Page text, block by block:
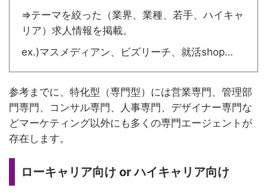
⇒テーマを絞った（業界、業種、若手、ハイキャ
リア）求人情報を掲載。
ex.)マスメディアン、ビズリーチ、就活shop…
参考までに、特化型（専門型）には営業専門、管理部
門専門、コンサル専門、人事専門、デザイナー専門な
どマーケティング以外にも多くの専門エージェントが
存在します。
ローキャリア向け or ハイキャリア向け